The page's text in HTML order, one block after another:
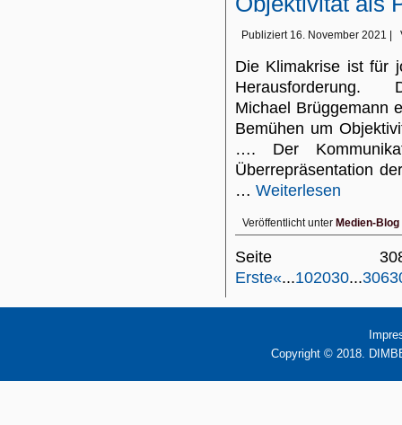
Publiziert 16. November 2021
Die Klimakrise ist für
Herausforderung.
Michael Brüggemann
Bemühen um
…. Der
Überrepräsentation
… Weiterlesen
Veröffentlicht unter Medien-Blog
Seite
Erste«...102030...306
Copyright © 2018.